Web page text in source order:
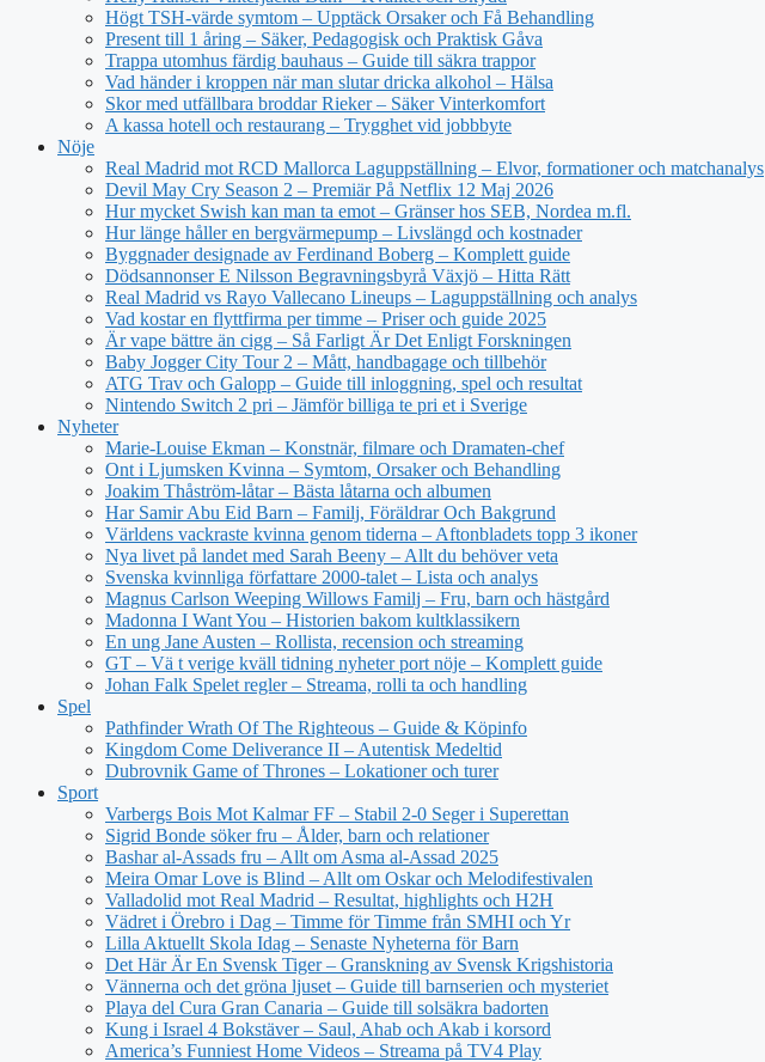
Högt TSH-värde symtom – Upptäck Orsaker och Få Behandling
Present till 1 åring – Säker, Pedagogisk och Praktisk Gåva
Trappa utomhus färdig bauhaus – Guide till säkra trappor
Vad händer i kroppen när man slutar dricka alkohol – Hälsa
Skor med utfällbara broddar Rieker – Säker Vinterkomfort
A kassa hotell och restaurang – Trygghet vid jobbbyte
Nöje
Real Madrid mot RCD Mallorca Laguppställning – Elvor, formationer och matchanalys
Devil May Cry Season 2 – Premiär På Netflix 12 Maj 2026
Hur mycket Swish kan man ta emot – Gränser hos SEB, Nordea m.fl.
Hur länge håller en bergvärmepump – Livslängd och kostnader
Byggnader designade av Ferdinand Boberg – Komplett guide
Dödsannonser E Nilsson Begravningsbyrå Växjö – Hitta Rätt
Real Madrid vs Rayo Vallecano Lineups – Laguppställning och analys
Vad kostar en flyttfirma per timme – Priser och guide 2025
Är vape bättre än cigg – Så Farligt Är Det Enligt Forskningen
Baby Jogger City Tour 2 – Mått, handbagage och tillbehör
ATG Trav och Galopp – Guide till inloggning, spel och resultat
Nintendo Switch 2 pri – Jämför billiga te pri et i Sverige
Nyheter
Marie-Louise Ekman – Konstnär, filmare och Dramaten-chef
Ont i Ljumsken Kvinna – Symtom, Orsaker och Behandling
Joakim Thåström-låtar – Bästa låtarna och albumen
Har Samir Abu Eid Barn – Familj, Föräldrar Och Bakgrund
Världens vackraste kvinna genom tiderna – Aftonbladets topp 3 ikoner
Nya livet på landet med Sarah Beeny – Allt du behöver veta
Svenska kvinnliga författare 2000-talet – Lista och analys
Magnus Carlson Weeping Willows Familj – Fru, barn och hästgård
Madonna I Want You – Historien bakom kultklassikern
En ung Jane Austen – Rollista, recension och streaming
GT – Vä t verige kväll tidning nyheter port nöje – Komplett guide
Johan Falk Spelet regler – Streama, rolli ta och handling
Spel
Pathfinder Wrath Of The Righteous – Guide & Köpinfo
Kingdom Come Deliverance II – Autentisk Medeltid
Dubrovnik Game of Thrones – Lokationer och turer
Sport
Varbergs Bois Mot Kalmar FF – Stabil 2-0 Seger i Superettan
Sigrid Bonde söker fru – Ålder, barn och relationer
Bashar al-Assads fru – Allt om Asma al-Assad 2025
Meira Omar Love is Blind – Allt om Oskar och Melodifestivalen
Valladolid mot Real Madrid – Resultat, highlights och H2H
Vädret i Örebro i Dag – Timme för Timme från SMHI och Yr
Lilla Aktuellt Skola Idag – Senaste Nyheterna för Barn
Det Här Är En Svensk Tiger – Granskning av Svensk Krigshistoria
Vännerna och det gröna ljuset – Guide till barnserien och mysteriet
Playa del Cura Gran Canaria – Guide till solsäkra badorten
Kung i Israel 4 Bokstäver – Saul, Ahab och Akab i korsord
America’s Funniest Home Videos – Streama på TV4 Play